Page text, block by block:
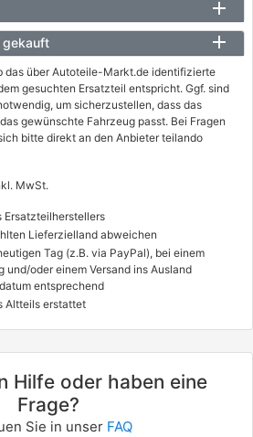
(F08, F48)
- 01/2005
- 01/2005
B (V94)
- 07/2003
gekauft
das über Autoteile-Markt.de identifizierte
gesuchten Ersatzteil entspricht. Ggf. sind
um sicherzustellen, dass das
gewünschte Fahrzeug passt. Bei Fragen
bitte direkt an den Anbieter teilando
MwSt.
Ersatzteilherstellers
Lieferzielland abweichen
Tag (z.B. via PayPal), bei einem
und/oder einem Versand ins Ausland
entsprechend
Altteils erstattet
Hilfe oder haben eine
Frage?
Sie in unser FAQ